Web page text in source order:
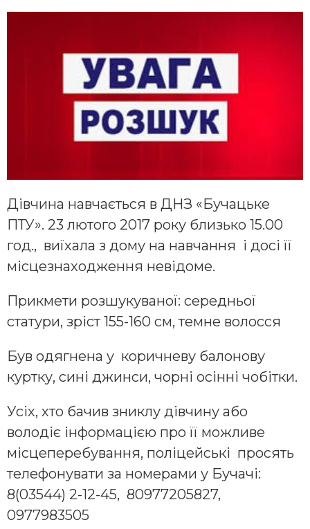
Дівчина навчається в ДНЗ «Бучацьке
ПТУ». 23 лютого 2017 року близько 15.00
год., виїхала з дому на навчання і досі її
місцезнаходження невідоме.
Прикмети розшукуваної: середньої
статури, зріст 155-160 см, темне волосся
Був одягнена у коричневу балонову
куртку, сині джинси, чорні осінні чобітки.
Усіх, хто бачив зниклу дівчину або
володіє інформацією про її можливе
місцеперебування, поліцейські просять
телефонувати за номерами у Бучачі:
8(03544) 2-12-45, 80977205827,
0977983505